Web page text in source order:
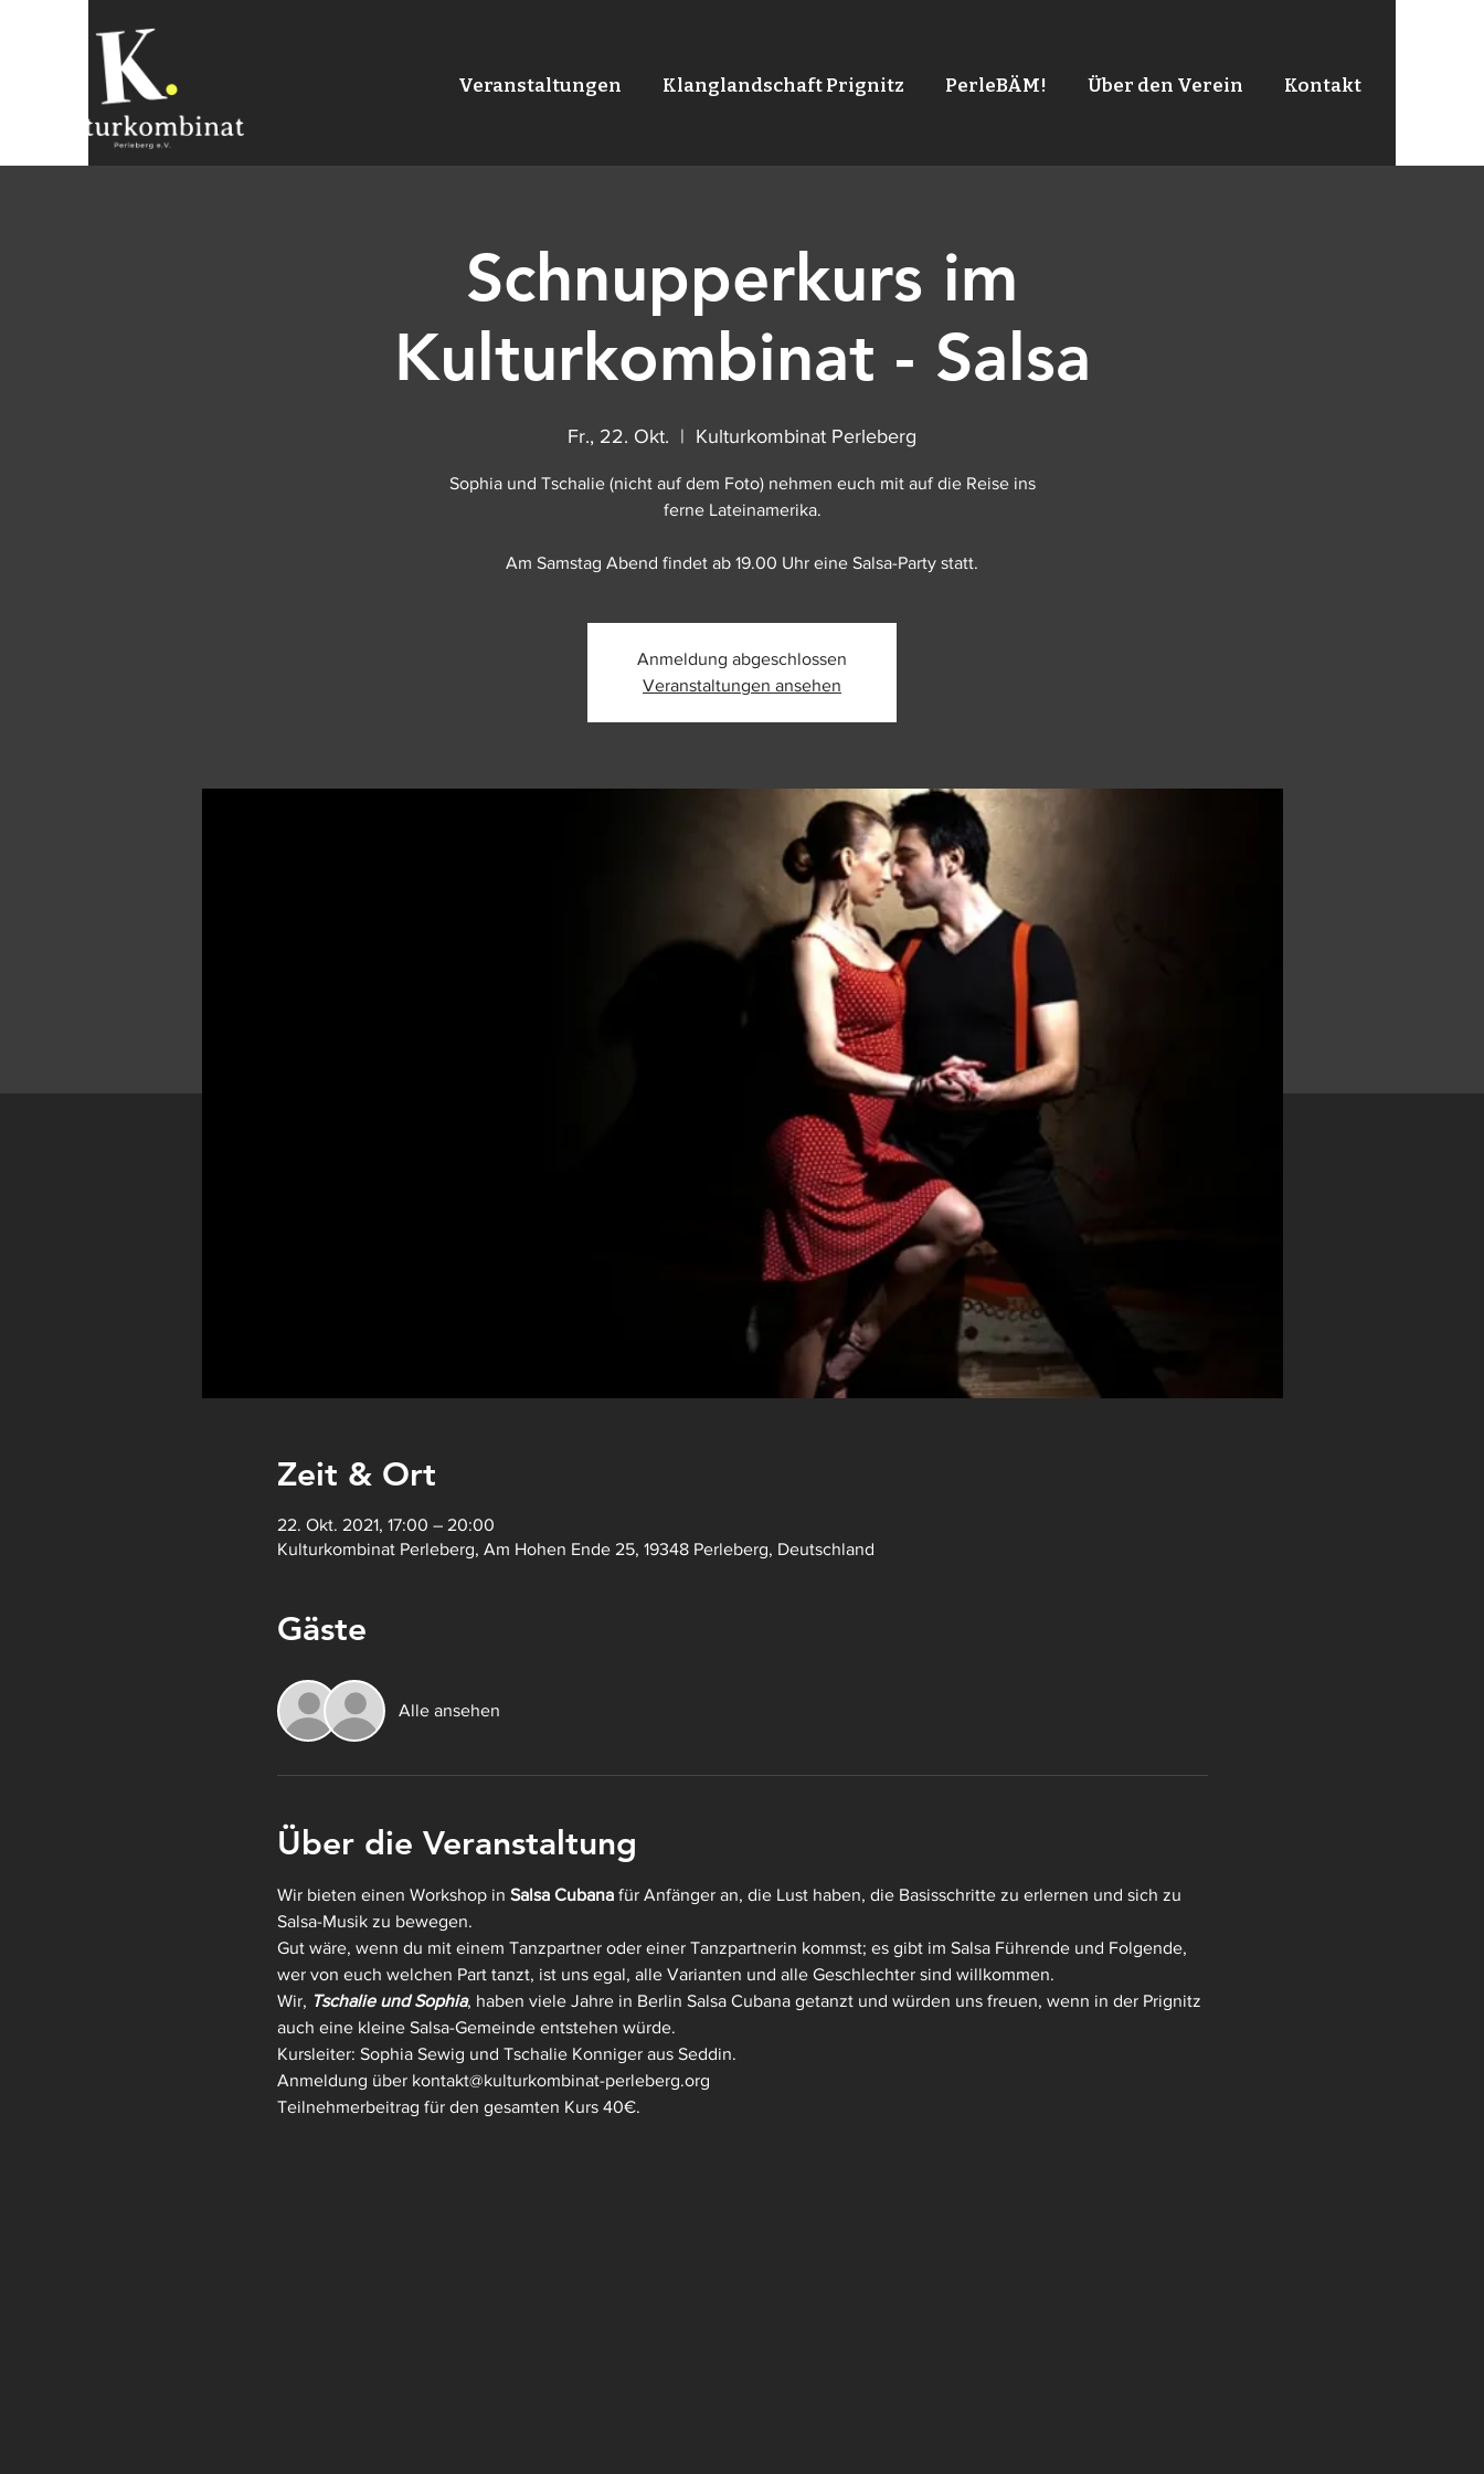
Veranstaltungen Klanglandschaft Prignitz PerleBÄM! Über den Verein Kontakt
Schnupperkurs im
Kulturkombinat - Salsa
Fr., 22. Okt.
  |
Kulturkombinat Perleberg
Sophia und Tschalie (nicht auf dem Foto) nehmen euch mit auf die Reise ins
ferne Lateinamerika.
Am Samstag Abend findet ab 19.00 Uhr eine Salsa-Party statt.
Anmeldung abgeschlossen
Veranstaltungen ansehen
Zeit & Ort
22. Okt. 2021, 17:00 – 20:00
Kulturkombinat Perleberg, Am Hohen Ende 25, 19348 Perleberg, Deutschland
Gäste
Alle ansehen
Über die Veranstaltung
Wir bieten einen Workshop in Salsa Cubana für Anfänger an, die Lust haben, die Basisschritte zu erlernen und sich zu
Salsa-Musik zu bewegen.
Gut wäre, wenn du mit einem Tanzpartner oder einer Tanzpartnerin kommst; es gibt im Salsa Führende und Folgende,
wer von euch welchen Part tanzt, ist uns egal, alle Varianten und alle Geschlechter sind willkommen.
Wir, Tschalie und Sophia, haben viele Jahre in Berlin Salsa Cubana getanzt und würden uns freuen, wenn in der Prignitz
auch eine kleine Salsa-Gemeinde entstehen würde.
Kursleiter: Sophia Sewig und Tschalie Konniger aus Seddin.
Anmeldung über kontakt@kulturkombinat-perleberg.org
Teilnehmerbeitrag für den gesamten Kurs 40€.